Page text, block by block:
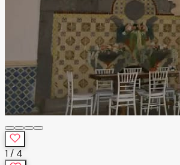
1 / 4